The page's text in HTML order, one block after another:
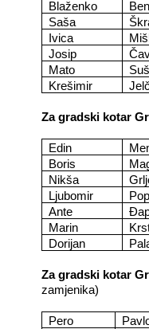
Blaženko
Saša
Ivica
Josip
Mato
Krešimir
Za gradski kotar
Edin
Boris
Nikša
Ljubomir
Ante
Marin
Dorijan
Za gradski kotar
zamjenika)
Pero